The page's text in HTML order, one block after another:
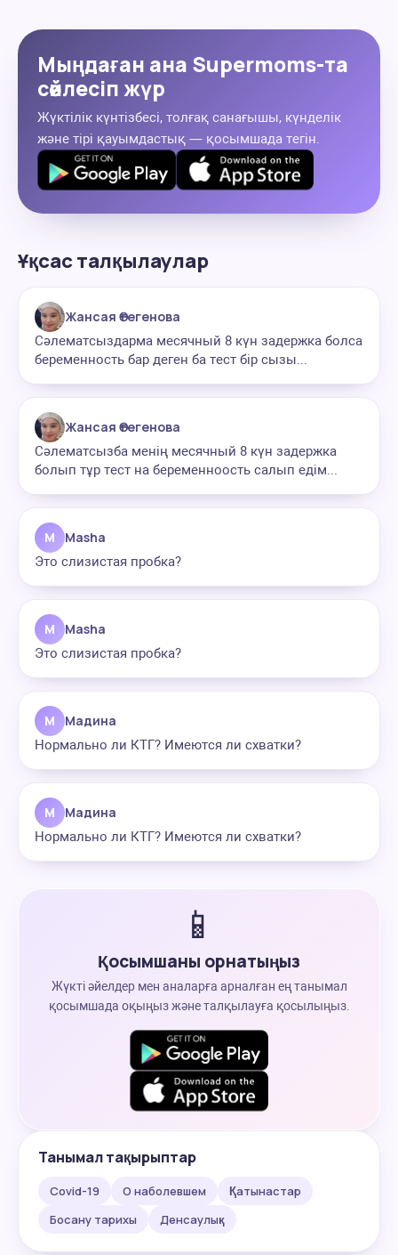
Мыңдаған ана Supermoms-та
сөйлесіп жүр
Жүктілік күнтізбесі, толғақ санағышы, күнделік
және тірі қауымдастық — қосымшада тегін.
Ұқсас талқылаулар
Жансая Өтегенова
Сәлематсыздарма месячный 8 күн задержка болса
беременность бар деген ба тест бір сызы...
Жансая Өтегенова
Сәлематсызба менің месячный 8 күн задержка
болып тұр тест на беременноость салып едім...
M Masha
Это слизистая пробка?
M Masha
Это слизистая пробка?
М Мадина
Нормально ли КТГ? Имеются ли схватки?
М Мадина
Нормально ли КТГ? Имеются ли схватки?
📱
Қосымшаны орнатыңыз
Жүкті әйелдер мен аналарға арналған ең танымал
қосымшада оқыңыз және талқылауға қосылыңыз.
Танымал тақырыптар
Covid-19 О наболевшем
Қатынастар
Босану тарихы
Денсаулық